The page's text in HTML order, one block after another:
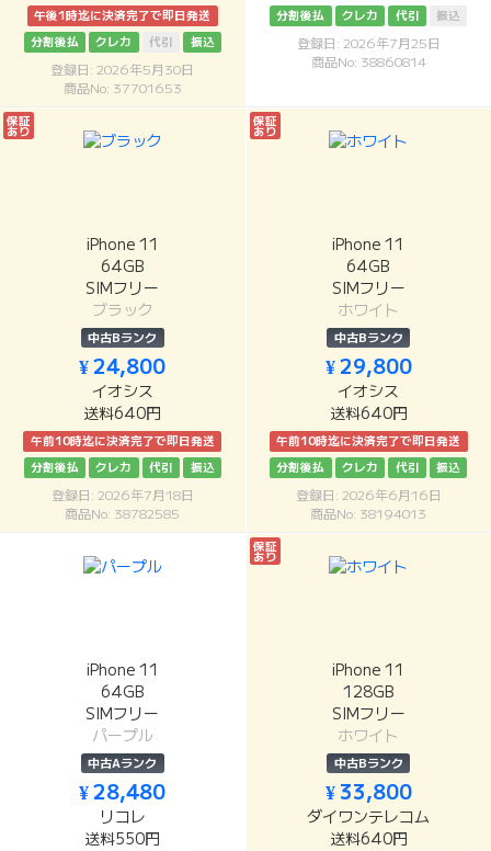
午後1時迄に決済完了で即日発送
分割後払
クレカ 代引 振込
登録日: 2026年5月30日
商品No: 37701653
分割後払 クレカ 代引 振込
登録日: 2026年7月25日
商品No: 38860814
保証
あり
iPhone 11
64GB
SIMフリー
ブラック
中古Bランク
¥ 24,800
イオシス
送料640円
午前10時迄に決済完了で即日発送
分割後払
クレカ 代引 振込
登録日: 2026年7月18日
商品No: 38782585
保証
あり
iPhone 11
64GB
SIMフリー
ホワイト
中古Bランク
¥ 29,800
イオシス
送料640円
午前10時迄に決済完了で即日発送
分割後払
クレカ 代引 振込
登録日: 2026年6月16日
商品No: 38194013
iPhone 11
64GB
SIMフリー
パープル
中古Aランク
¥ 28,480
リコレ
送料550円
保証
あり
iPhone 11
128GB
SIMフリー
ホワイト
中古Bランク
¥ 33,800
ダイワンテレコム
送料640円